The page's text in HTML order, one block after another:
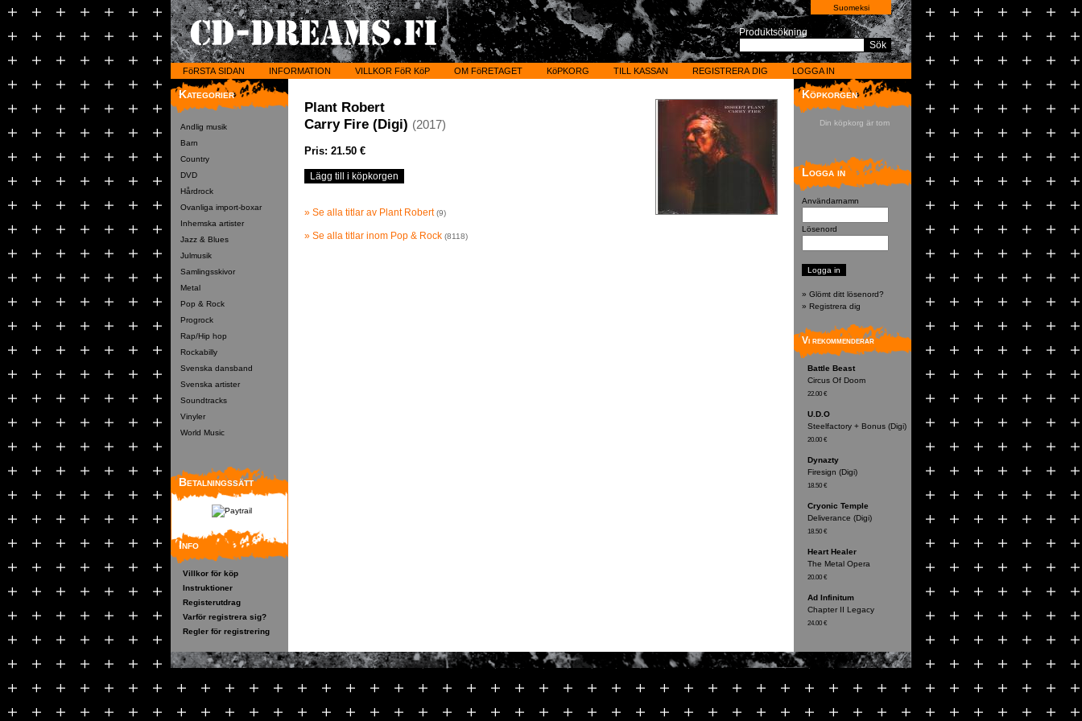
Suomeksi
Produktsökning
Sök
FöRSTA SIDAN INFORMATION VILLKOR FöR KöP OM FöRETAGET KöPKORG TILL KASSAN REGISTRERA DIG LOGGA IN
Kategorier
Andlig musik
Barn
Country
DVD
Hårdrock
Ovanliga import-boxar
Inhemska artister
Jazz & Blues
Julmusik
Samlingsskivor
Metal
Pop & Rock
Progrock
Rap/Hip hop
Rockabilly
Svenska dansband
Svenska artister
Soundtracks
Vinyler
World Music
Betalningssätt
Info
Villkor för köp
Instruktioner
Registerutdrag
Varför registrera sig?
Regler för registrering
Plant Robert
Carry Fire (Digi) (2017)
Pris: 21.50 €
» Se alla titlar av Plant Robert (9)
» Se alla titlar inom Pop & Rock (8118)
Köpkorgen
Din köpkorg är tom
Logga in
Användarnamn
Lösenord
» Glömt ditt lösenord?
» Registrera dig
Vi rekommenderar
Battle Beast
Circus Of Doom
22.00 €
U.D.O
Steelfactory + Bonus (Digi)
20.00 €
Dynazty
Firesign (Digi)
18.50 €
Cryonic Temple
Deliverance (Digi)
18.50 €
Heart Healer
The Metal Opera
20.00 €
Ad Infinitum
Chapter II Legacy
24.00 €